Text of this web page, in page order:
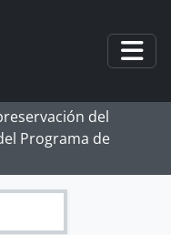
del
Programa de